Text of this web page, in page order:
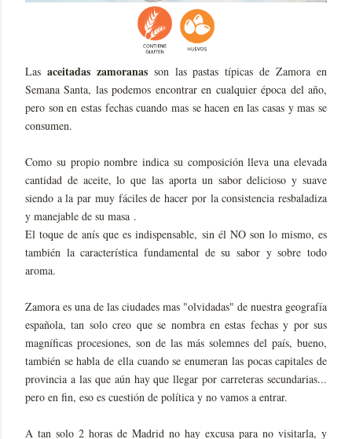
Las aceitadas zamoranasson las pastas típicas de Zamora en
Semana Santa, las podemos encontrar en cualquier época del año,
pero son en estas fechas cuando mas se hacen en las casas y mas se
consumen.
Como su propio nombre indica su composición lleva una elevada
cantidad de aceite, lo que las aporta un sabor delicioso y suave
siendo a la par muy fáciles de hacer por la consistencia resbaladiza
y manejable de su masa .
El toque de anís que es indispensable, sin él NO son lo mismo, es
también la característica fundamental de su sabor y sobre todo
aroma.
Zamora es una de las ciudades mas "olvidadas" de nuestra geografía
española, tan solo creo que se nombra en estas fechas y por sus
magníficas procesiones, son de las más solemnes del país, bueno,
también se habla de ella cuando se enumeran las pocas capitales de
provincia a las que aún hay que llegar por carreteras secundarias...
pero en fin, eso es cuestión de política y no vamos a entrar.
A tan solo 2 horas de Madrid no hay excusa para no visitarla, y